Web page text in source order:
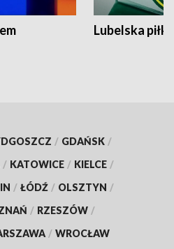
Lubelska piłka
/ GDAŃSK /
/ KATOWICE / KIELCE /
/ ŁÓDŹ / OLSZTYN /
/ RZESZÓW /
/ WROCŁAW